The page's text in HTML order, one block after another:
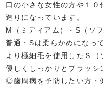
口の小さな女性の方や１
造りになっています。
M（ミディアム）・S（ソ
普通・Sは柔らかめになっ
より極細毛を使用したＳ（
優しくしっかりとブラッシ
◎歯周病を予防したい方・